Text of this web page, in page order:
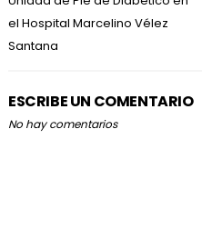
el Hospital Marcelino Vélez
Santana
ESCRIBE UN COMENTARIO
No hay comentarios